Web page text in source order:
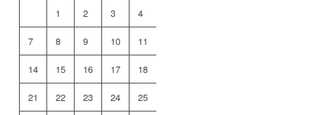
1 2 3 4
7 8 9 10 11
14 15 16 17 18
21 22 23 24 25